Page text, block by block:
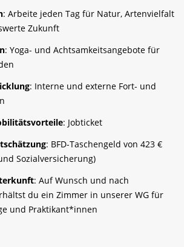
: Arbeite jeden Tag für Natur, Artenvielfalt
Zukunft
: Yoga- und Achtsamkeitsangebote für
: Interne und externe Fort- und
: Jobticket
: BFD-Taschengeld von 423 €
Sozialversicherung)
: Auf Wunsch und nach
du ein Zimmer in unserer WG für
und Praktikant*innen